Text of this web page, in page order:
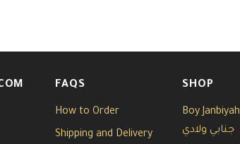
FAQS
How to Order
Shipping and Delivery
SHOP
Boy Janbiyah
جنابي ولادي